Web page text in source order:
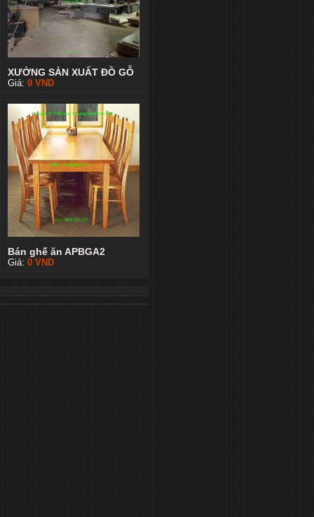
XƯỞNG SẢN XUẤT ĐỒ GỖ
Giá: 0 VND
Bán ghế ăn APBGA2
Giá: 0 VND